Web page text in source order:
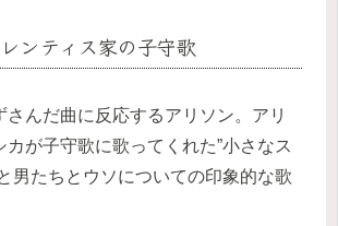
ンティス家の子守歌
さんだ曲に反応するアリソン。アリ
カが子守歌に歌ってくれた”小さなス
男たちとウソについての印象的な歌